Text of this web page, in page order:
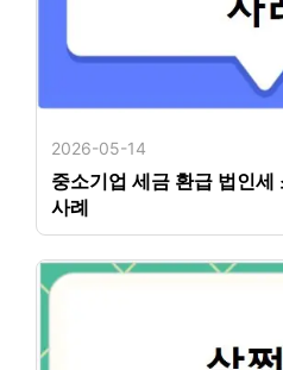
2026-05-14
중소기업 세금 환급 법인
사례